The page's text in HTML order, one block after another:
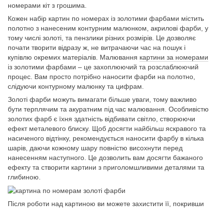
номерами кіт з грошима.
Кожен набір картин по номерах із золотими фарбами містить
полотно з нанесеним контурним малюнком, акрилові фарби, у
тому числі золоті, та пензлики різних розмірів. Це дозволяє
почати творити відразу ж, не витрачаючи час на пошук і
купівлю окремих матеріалів. Малювання картини за номерами
із золотими фарбами – це захоплюючий та розслаблюючий
процес. Вам просто потрібно наносити фарби на полотно,
слідуючи контурному малюнку та цифрам.
Золоті фарби можуть вимагати більше уваги, тому важливо
бути терплячим та акуратним під час малювання. Особливістю
золотих фарб є їхня здатність відбивати світло, створюючи
ефект металевого блиску. Щоб досягти найбільш яскравого та
насиченого відтінку, рекомендується наносити фарбу в кілька
шарів, даючи кожному шару повністю висохнути перед
нанесенням наступного. Це дозволить вам досягти бажаного
ефекту та створити картини з приголомшливими деталями та
глибиною.
Після роботи над картиною ви можете захистити її, покривши